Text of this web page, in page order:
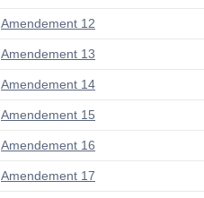
Amendement 12
Amendement 13
Amendement 14
Amendement 15
Amendement 16
Amendement 17